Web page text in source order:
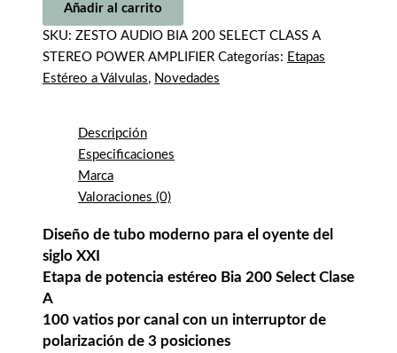
Añadir al carrito
SKU: ZESTO AUDIO BIA 200 SELECT CLASS A
STEREO POWER AMPLIFIER Categorías: Etapas
Estéreo a Válvulas, Novedades
Descripción
Especificaciones
Marca
Valoraciones (0)
Diseño de tubo moderno para el oyente del
siglo XXI
Etapa de potencia estéreo Bia 200 Select Clase
A
100 vatios por canal con un interruptor de
polarización de 3 posiciones